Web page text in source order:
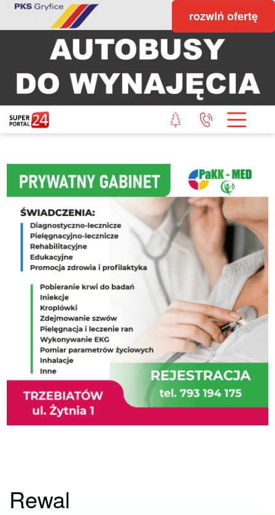
rozwiń ofertę
Rewal